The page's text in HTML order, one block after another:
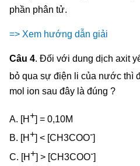
phần phân tử.
=> Xem hướng dẫn giải
Câu 4. Đối với dung dịch axit
bỏ qua sự điện li của nước thì
mol ion sau đây là đúng ?
A. [H+] = 0,10M
B. [H+ ] < [CH3COO-
C. [H+] > [CH3COO-]